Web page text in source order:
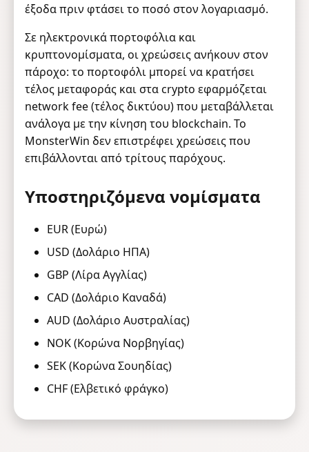
έξοδα πριν φτάσει το ποσό στον λογαριασμό.
Σε ηλεκτρονικά πορτοφόλια και
κρυπτονομίσματα, οι χρεώσεις ανήκουν στον
πάροχο: το πορτοφόλι μπορεί να κρατήσει
τέλος μεταφοράς και στα crypto εφαρμόζεται
network fee (τέλος δικτύου) που μεταβάλλεται
ανάλογα με την κίνηση του blockchain. Το
MonsterWin δεν επιστρέφει χρεώσεις που
επιβάλλονται από τρίτους παρόχους.
Υποστηριζόμενα νομίσματα
EUR (Ευρώ)
USD (Δολάριο ΗΠΑ)
GBP (Λίρα Αγγλίας)
CAD (Δολάριο Καναδά)
AUD (Δολάριο Αυστραλίας)
NOK (Κορώνα Νορβηγίας)
SEK (Κορώνα Σουηδίας)
CHF (Ελβετικό φράγκο)